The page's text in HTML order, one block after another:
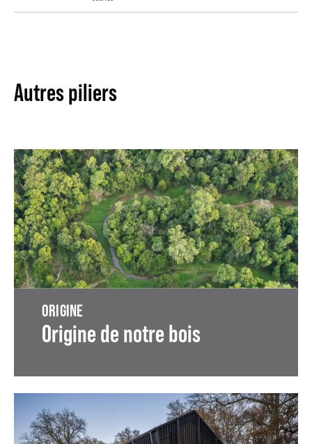
Autres piliers
ORIGINE
Origine de notre bois